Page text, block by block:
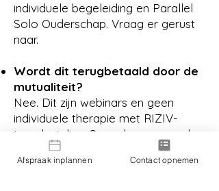
individuele begeleiding en Parallel
Solo Ouderschap. Vraag er gerust
naar.
Wordt dit terugbetaald door de
mutualiteit?
Nee. Dit zijn webinars en geen
individuele therapie met RIZIV-
terugbetaling. Soms kan een ouder
het inbrengen als kosten in een
juridisch of professioneel kader,
Afspraak inplannen Contact opnemen